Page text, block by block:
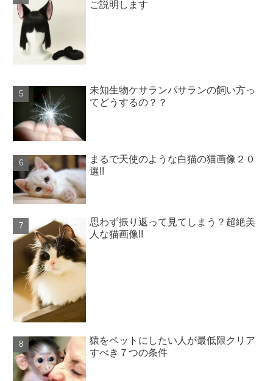
ご説明します
未知生物ケサランパサランの飼い方っ
てどうするの？？
まるで天使のような白猫の猫画像２０
選!!
思わず振り返って見てしまう？超絶美
人な猫画像!!
猿をペットにしたい人が最低限クリア
すべき７つの条件